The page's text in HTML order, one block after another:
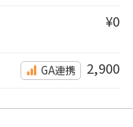
¥0
GA連携 2,900